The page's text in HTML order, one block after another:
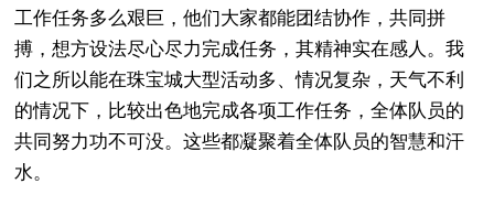
工作任务多么艰巨，他们大家都能团结协作，共同拼
搏，想方设法尽心尽力完成任务，其精神实在感人。我
们之所以能在珠宝城大型活动多、情况复杂，天气不利
的情况下，比较出色地完成各项工作任务，全体队员的
共同努力功不可没。这些都凝聚着全体队员的智慧和汗
水。